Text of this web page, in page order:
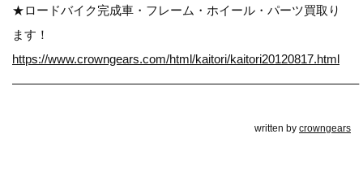
★ロードバイク完成車・フレーム・ホイール・パーツ買取り
ます！
https://www.crowngears.com/html/kaitori/kaitori20120817.html
————————————————————————————–
written by crowngears